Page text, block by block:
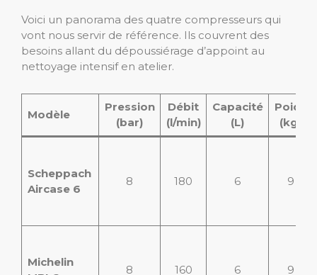
Voici un panorama des quatre compresseurs qui
vont nous servir de référence. Ils couvrent des
besoins allant du dépoussiérage d’appoint au
nettoyage intensif en atelier.
Modèle
Pression
(bar)
Débit
(l/min)
Capacité
(L)
Poids
(kg)
Scheppach
Aircase 6
8 180 6 9
Michelin
8 160 6 9